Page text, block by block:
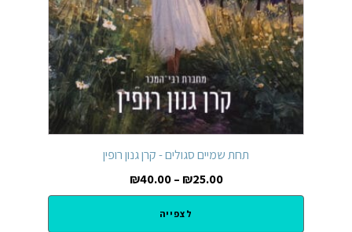
תחת שמיים סגולים - קרן גנון רופין
₪25.00
–
₪40.00
לצפייה